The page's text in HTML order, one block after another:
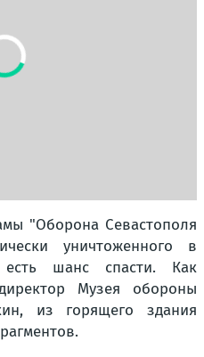
"Оборона Севастополя
уничтоженного в
есть шанс спасти. Как
Музея обороны
из горящего здания